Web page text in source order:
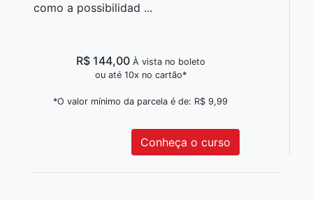
como a possibilidad ...
R$ 144,00 À vista no boleto
ou até 10x no cartão*
*O valor mínimo da parcela é de: R$ 9,99
Conheça o curso